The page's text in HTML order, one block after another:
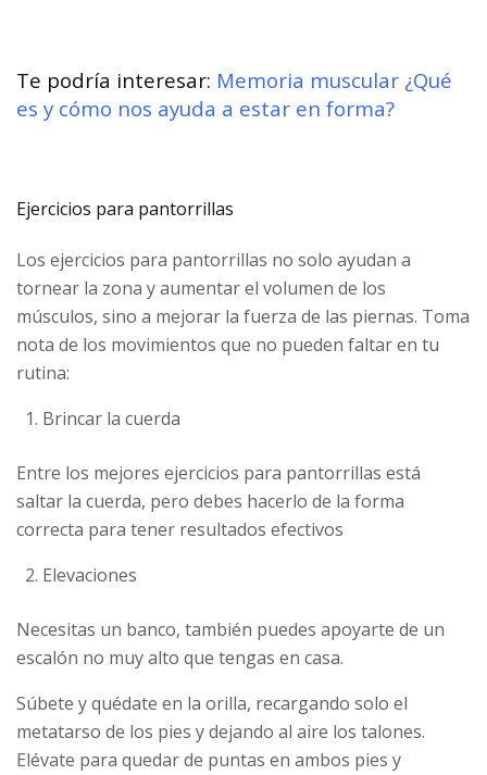
Te podría interesar: Memoria muscular ¿Qué
es y cómo nos ayuda a estar en forma?
Ejercicios para pantorrillas
Los ejercicios para pantorrillas no solo ayudan a
tornear la zona y aumentar el volumen de los
músculos, sino a mejorar la fuerza de las piernas. Toma
nota de los movimientos que no pueden faltar en tu
rutina:
Brincar la cuerda
Entre los mejores ejercicios para pantorrillas está
saltar la cuerda, pero debes hacerlo de la forma
correcta para tener resultados efectivos
Elevaciones
Necesitas un banco, también puedes apoyarte de un
escalón no muy alto que tengas en casa.
Súbete y quédate en la orilla, recargando solo el
metatarso de los pies y dejando al aire los talones.
Elévate para quedar de puntas en ambos pies y